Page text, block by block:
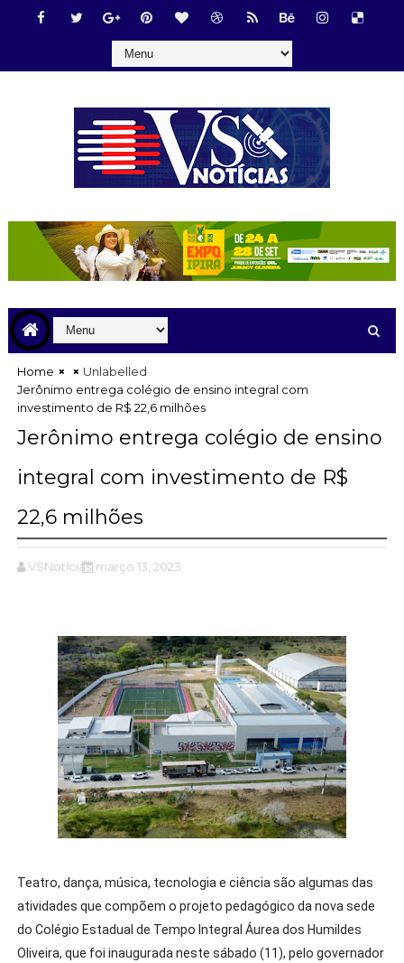
Home
Unlabelled
Jerônimo entrega colégio de ensino integral com
investimento de R$ 22,6 milhões
Jerônimo entrega colégio de ensino
integral com investimento de R$
22,6 milhões
VSNotícias março 13, 2023
Teatro, dança, música, tecnologia e ciência são algumas das
atividades que compõem o projeto pedagógico da nova sede
do Colégio Estadual de Tempo Integral Áurea dos Humildes
Oliveira, que foi inaugurada neste sábado (11), pelo governador